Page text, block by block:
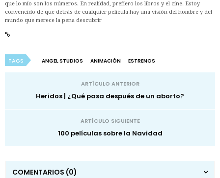
que lo mío son los números. En realidad, prefiero los libros y el cine. Estoy
convencido de que detrás de cualquier película hay una visión del hombre y del
mundo que merece la pena descubrir
TAGS ANGEL STUDIOS ANIMACIÓN ESTRENOS
ARTÍCULO ANTERIOR
Heridos | ¿Qué pasa después de un aborto?
ARTÍCULO SIGUIENTE
100 películas sobre la Navidad
COMENTARIOS (0)